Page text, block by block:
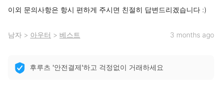
이외 문의사항은 항시 편하게 주시면 친절히 답변드리겠습니다 :)
남자 > 아우터 > 베스트 3 months ago
후루츠 '안전결제'하고 걱정없이 거래하세요